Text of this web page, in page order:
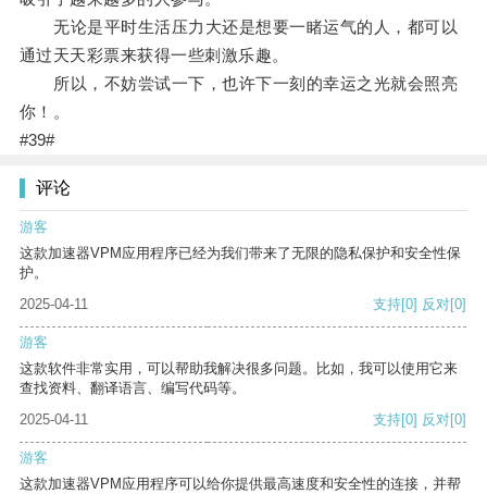
无论是平时生活压力大还是想要一睹运气的人，都可以
通过天天彩票来获得一些刺激乐趣。
所以，不妨尝试一下，也许下一刻的幸运之光就会照亮
你！。
#39#
评论
游客
这款加速器VPM应用程序已经为我们带来了无限的隐私保护和安全性保
护。
2025-04-11
支持[0] 反对[0]
游客
这款软件非常实用，可以帮助我解决很多问题。比如，我可以使用它来
查找资料、翻译语言、编写代码等。
2025-04-11
支持[0] 反对[0]
游客
这款加速器VPM应用程序可以给你提供最高速度和安全性的连接，并帮